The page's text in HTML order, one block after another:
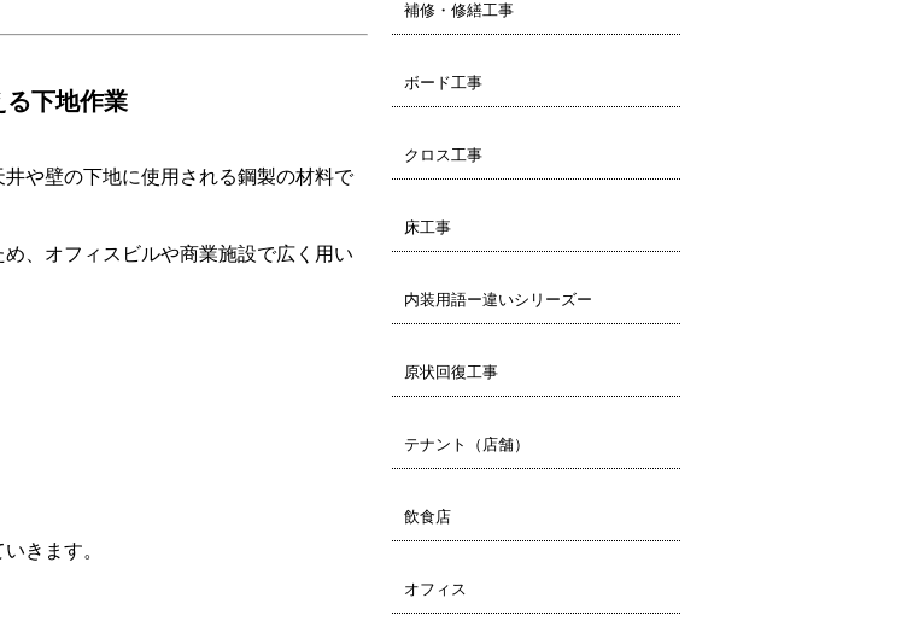
る下地作業
や壁の下地に使用される鋼製の材料で
、オフィスビルや商業施設で広く用い
きます。
補修・修繕工事
ボード工事
クロス工事
床工事
内装用語ー違いシリーズー
原状回復工事
テナント（店舗）
飲食店
オフィス